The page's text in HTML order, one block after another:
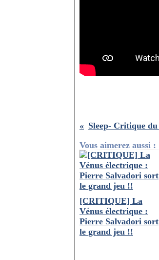
Vous aimerez aussi :
[CRITIQUE] La
Vénus électrique :
Pierre Salvadori sort
le grand jeu !!